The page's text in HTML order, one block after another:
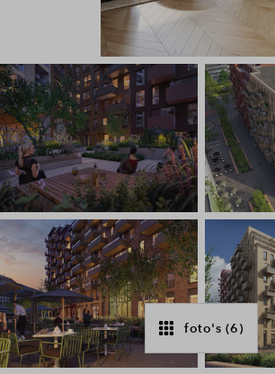
foto's (6)